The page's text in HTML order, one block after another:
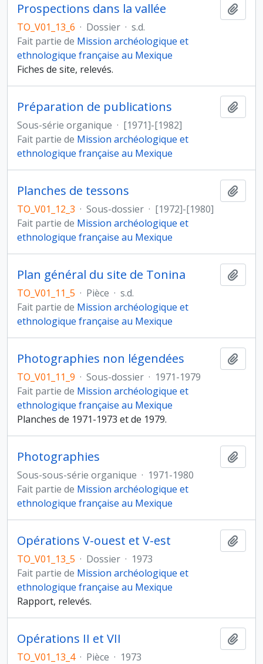
Prospections dans la vallée
TO_V01_13_6 · Dossier · s.d.
Fait partie de Mission archéologique et
ethnologique française au Mexique
Fiches de site, relevés.
Préparation de publications
Sous-série organique · [1971]-[1982]
Fait partie de Mission archéologique et
ethnologique française au Mexique
Planches de tessons
TO_V01_12_3 · Sous-dossier · [1972]-[1980]
Fait partie de Mission archéologique et
ethnologique française au Mexique
Plan général du site de Tonina
TO_V01_11_5 · Pièce · s.d.
Fait partie de Mission archéologique et
ethnologique française au Mexique
Photographies non légendées
TO_V01_11_9 · Sous-dossier · 1971-1979
Fait partie de Mission archéologique et
ethnologique française au Mexique
Planches de 1971-1973 et de 1979.
Photographies
Sous-sous-série organique · 1971-1980
Fait partie de Mission archéologique et
ethnologique française au Mexique
Opérations V-ouest et V-est
TO_V01_13_5 · Dossier · 1973
Fait partie de Mission archéologique et
ethnologique française au Mexique
Rapport, relevés.
Opérations II et VII
TO_V01_13_4 · Pièce · 1973